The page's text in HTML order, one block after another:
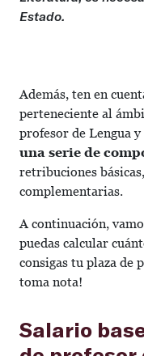
Estado.
Además, ten en
perteneciente al
profesor de Lengua
una serie de
retribuciones
complementarias.
A continuación,
puedas calcular
consigas tu plaza de
toma nota!
Salario